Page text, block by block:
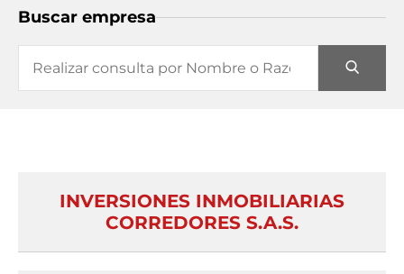
Buscar empresa
INVERSIONES INMOBILIARIAS
CORREDORES S.A.S.